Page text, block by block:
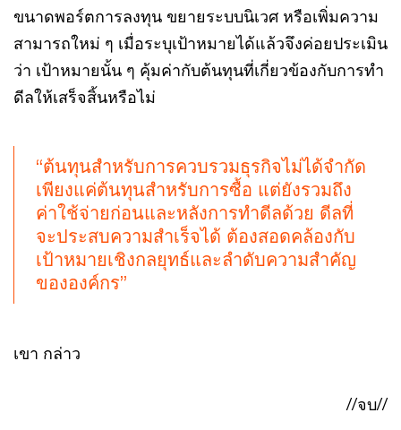
ขนาดพอร์ตการลงทุน ขยายระบบนิเวศ หรือเพิ่มความ
สามารถใหม่ ๆ เมื่อระบุเป้าหมายได้แล้วจึงค่อยประเมิน
ว่า เป้าหมายนั้น ๆ คุ้มค่ากับต้นทุนที่เกี่ยวข้องกับการทำ
ดีลให้เสร็จสิ้นหรือไม่
“ต้นทุนสำหรับการควบรวมธุรกิจไม่ได้จำกัด
เพียงแค่ต้นทุนสำหรับการซื้อ แต่ยังรวมถึง
ค่าใช้จ่ายก่อนและหลังการทำดีลด้วย ดีลที่
จะประสบความสำเร็จได้ ต้องสอดคล้องกับ
เป้าหมายเชิงกลยุทธ์และลำดับความสำคัญ
ขององค์กร”
เขา กล่าว
//จบ//